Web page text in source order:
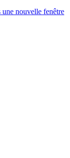
nouvelle fenêtre